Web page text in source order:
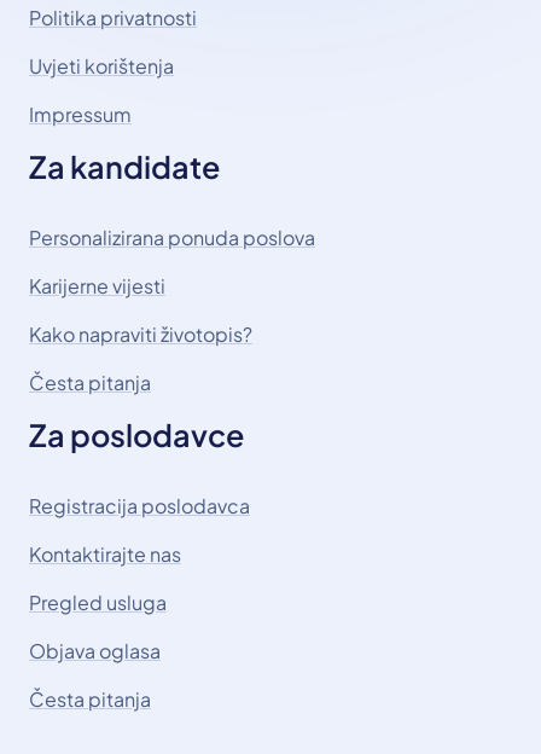
Politika privatnosti
Uvjeti korištenja
Impressum
Za kandidate
Personalizirana ponuda poslova
Karijerne vijesti
Kako napraviti životopis?
Česta pitanja
Za poslodavce
Registracija poslodavca
Kontaktirajte nas
Pregled usluga
Objava oglasa
Česta pitanja